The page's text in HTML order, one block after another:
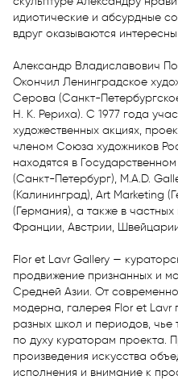
идиотические и абсурдные
вдруг оказываются
Александр Владиславович
Окончил Ленинградское
Серова (Санкт-
Н. К. Рериха). С 1977 года
художественных акциях,
членом Союза художников
находятся в
(Санкт-Петербург), M.A.D.
(Калининград), Art Marketing
(Германия), а также в
Франции, Австрии,
Flor et Lavr Gallery —
продвижение признанных и
Средней Азии. От
модерна, галерея Flor et Lavr
разных школ и периодов, чье
по духу кураторам проекта.
произведения искусства
исполнения и внимание к